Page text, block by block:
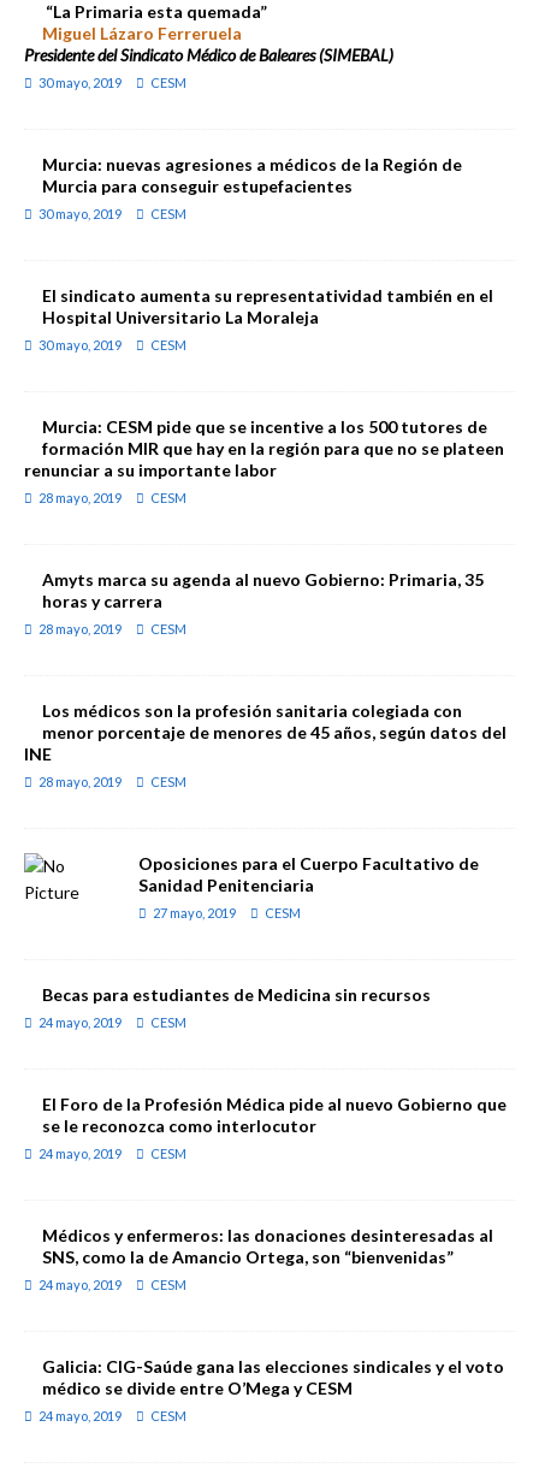
“La Primaria esta quemada”
Miguel Lázaro Ferreruela
Presidente del Sindicato Médico de Baleares (SIMEBAL)
30 mayo, 2019 CESM
Murcia: nuevas agresiones a médicos de la Región de
Murcia para conseguir estupefacientes
30 mayo, 2019 CESM
El sindicato aumenta su representatividad también en el
Hospital Universitario La Moraleja
30 mayo, 2019 CESM
Murcia: CESM pide que se incentive a los 500 tutores de
formación MIR que hay en la región para que no se plateen
renunciar a su importante labor
28 mayo, 2019 CESM
Amyts marca su agenda al nuevo Gobierno: Primaria, 35
horas y carrera
28 mayo, 2019 CESM
Los médicos son la profesión sanitaria colegiada con
menor porcentaje de menores de 45 años, según datos del
INE
28 mayo, 2019 CESM
Oposiciones para el Cuerpo Facultativo de
Sanidad Penitenciaria
27 mayo, 2019 CESM
Becas para estudiantes de Medicina sin recursos
24 mayo, 2019 CESM
El Foro de la Profesión Médica pide al nuevo Gobierno que
se le reconozca como interlocutor
24 mayo, 2019 CESM
Médicos y enfermeros: las donaciones desinteresadas al
SNS, como la de Amancio Ortega, son “bienvenidas”
24 mayo, 2019 CESM
Galicia: CIG-Saúde gana las elecciones sindicales y el voto
médico se divide entre O’Mega y CESM
24 mayo, 2019 CESM